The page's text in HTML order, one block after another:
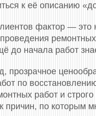
к её описанию
фактор — это
до начала работ
прозрачное
по
работ и
причин, по которым